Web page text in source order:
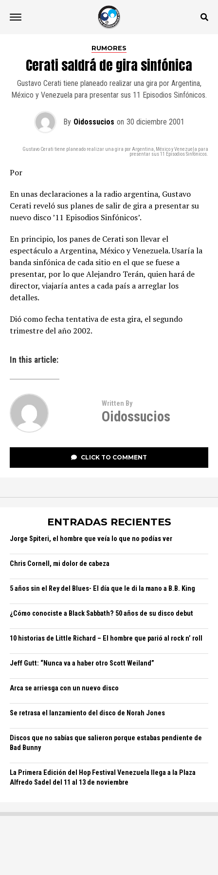
RUMORES
Cerati saldrá de gira sinfónica
Gustavo Cerati tiene planeado realizar una gira por Argentina,
México y Venezuela para presentar sus 11 Episodios Sinfónicos.
By Oidossucios on 30 diciembre 2001
Gustavo Cerati tiene planeado realizar una gira por Argentina, México y Venezuela para
presentar sus 11 Episodios Sinfónicos.
Por
En unas declaraciones a la radio argentina, Gustavo
Cerati reveló sus planes de salir de gira a presentar su
nuevo disco ’11 Episodios Sinfónicos’.
En principio, los panes de Cerati son llevar el
espectáculo a Argentina, México y Venezuela. Usaría la
banda sinfónica de cada sitio en el que se fuese a
presentar, por lo que Alejandro Terán, quien hará de
director, viajaría antes a cada país a arreglar los
detalles.
Dió como fecha tentativa de esta gira, el segundo
trimestre del año 2002.
In this article:
Written By
Oidossucios
CLICK TO COMMENT
ENTRADAS RECIENTES
Jorge Spiteri, el hombre que veía lo que no podías ver
Chris Cornell, mi dolor de cabeza
5 años sin el Rey del Blues- El día que le di la mano a B.B. King
¿Cómo conociste a Black Sabbath? 50 años de su disco debut
10 historias de Little Richard – El hombre que parió al rock n’ roll
Jeff Gutt: “Nunca va a haber otro Scott Weiland”
Arca se arriesga con un nuevo disco
Se retrasa el lanzamiento del disco de Norah Jones
Discos que no sabías que salieron porque estabas pendiente de
Bad Bunny
La Primera Edición del Hop Festival Venezuela llega a la Plaza
Alfredo Sadel del 11 al 13 de noviembre